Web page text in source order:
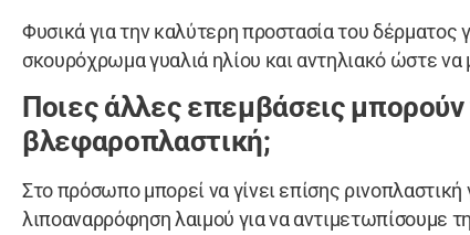
Φυσικά για την καλύτερη προστασία του δέρματος
σκουρόχρωμα γυαλιά ηλίου και αντηλιακό ώστε να
Ποιες άλλες επεμβάσεις
βλεφαροπλαστική;
Στο πρόσωπο μπορεί να γίνει επίσης
λιποαναρρόφηση λαιμού για να αντιμετωπίσουμε